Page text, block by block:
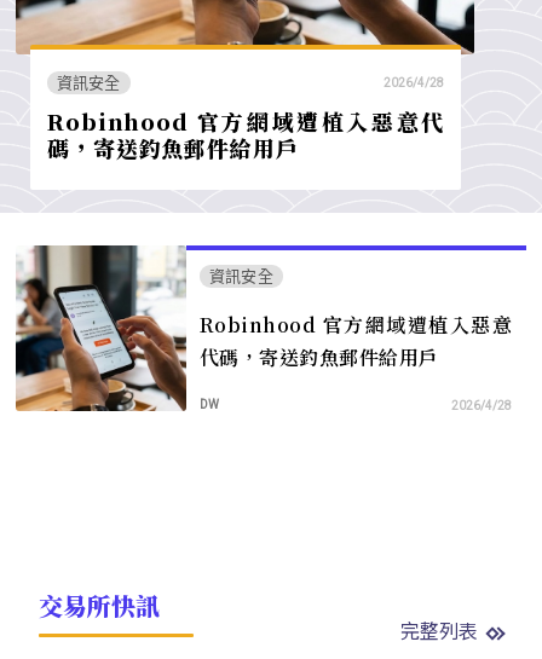
資訊安全 2026/4/28
Robinhood 官方網域遭植入惡意代
碼，寄送釣魚郵件給用戶
資訊安全
Robinhood 官方網域遭植入惡意
代碼，寄送釣魚郵件給用戶
DW 2026/4/28
交易所快訊
完整列表